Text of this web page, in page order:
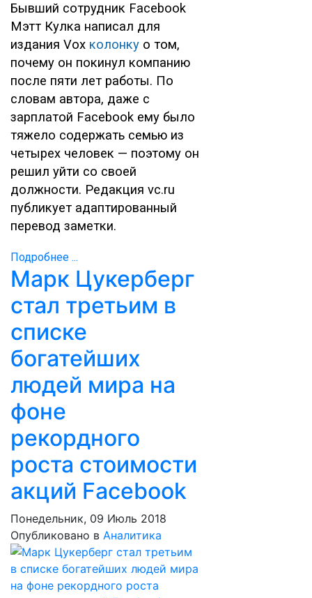
Бывший сотрудник Facebook
Мэтт Кулка написал для
издания Vox колонку о том,
почему он покинул компанию
после пяти лет работы. По
словам автора, даже с
зарплатой Facebook ему было
тяжело содержать семью из
четырех человек — поэтому он
решил уйти со своей
должности. Редакция vc.ru
публикует адаптированный
перевод заметки.
Подробнее ...
Марк Цукерберг
стал третьим в
списке
богатейших
людей мира на
фоне
рекордного
роста стоимости
акций Facebook
Понедельник, 09 Июль 2018
Опубликовано в Аналитика